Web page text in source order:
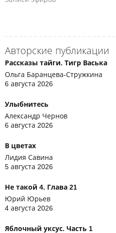
Авторские публикации
Рассказы тайги. Тигр Васька
Ольга Баранцева-Стружкина
6 августа 2026
Улыбнитесь
Александр Чернов
6 августа 2026
В цветах
Лидия Савина
5 августа 2026
Не такой 4. Глава 21
Юрий Юрьев
4 августа 2026
Яблочный уксус. Часть 1